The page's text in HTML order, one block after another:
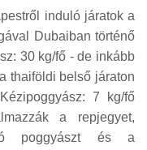
induló járatok a
Dubaiban történő
30 kg/fő - de inkább
thaiföldi belső járaton
7 kg/fő
a repjegyet,
poggyászt és a